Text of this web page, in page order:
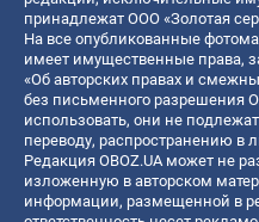
принадлежат ООО «Золотая
На все опубликованные
имеет имущественные права,
«Об авторских правах и
без письменного разрешения
использовать, они не
переводу, распространению в
Редакция OBOZ.UA может не
изложенную в авторском
информации, размещенной в